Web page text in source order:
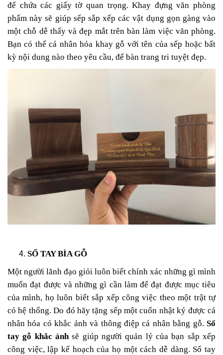
để chứa các giấy tờ quan trọng. Khay đựng văn phòng
phẩm này sẽ giúp sếp sắp xếp các vật dụng gọn gàng vào
một chỗ dễ thấy và đẹp mắt trên bàn làm việc văn phòng.
Bạn có thể cá nhân hóa khay gỗ với tên của sếp hoặc bất
kỳ nội dung nào theo yêu cầu, để bàn trang tri tuyệt đẹp.
SỔ TAY BÌA GỖ
Một người lãnh đạo giỏi luôn biết chính xác những gì mình
muốn đạt được và những gì cần làm để đạt được mục tiêu
của mình, họ luôn biết sắp xếp công việc theo một trật tự
có hệ thống. Do đó hãy tặng sếp một cuốn nhật ký được cá
nhân hóa có khắc ảnh và thông điệp cá nhân bằng gỗ. Sổ
tay gỗ khắc ảnhsẽ giúp người quản lý của bạn sắp xếp
công việc, lập kế hoạch của họ một cách dễ dàng. Sổ tay